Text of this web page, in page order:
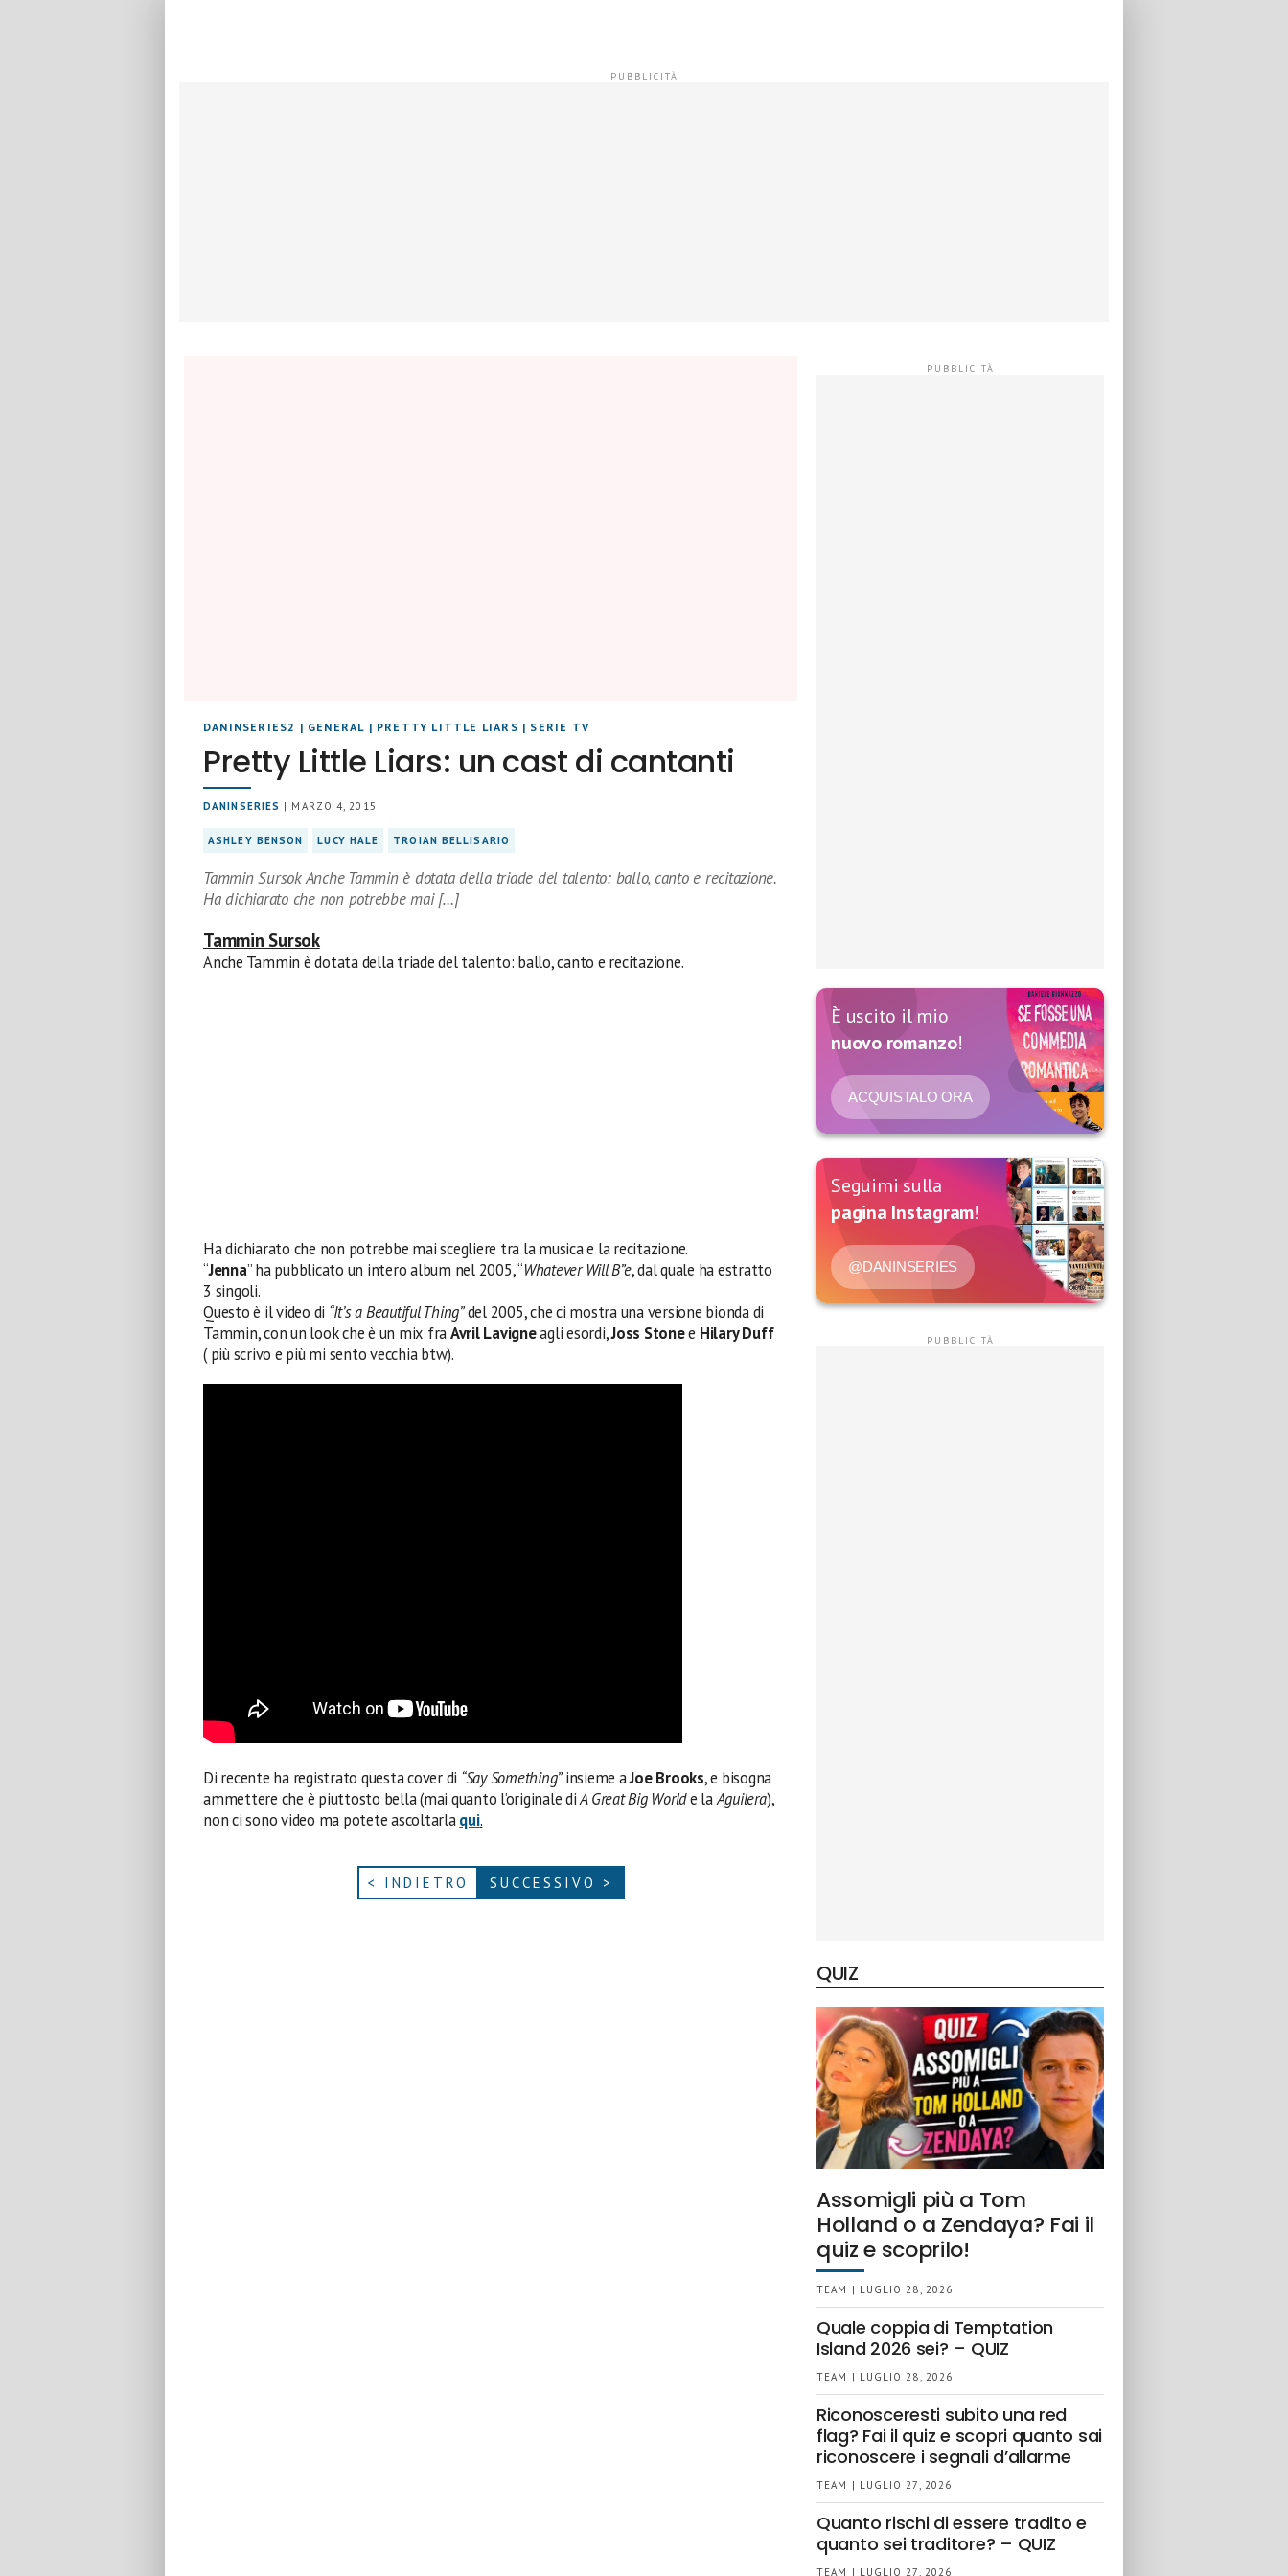
DANINSERIES2 | GENERAL | PRETTY LITTLE LIARS | SERIE TV
Pretty Little Liars: un cast di cantanti
DANINSERIES | MARZO 4, 2015
ASHLEY BENSON LUCY HALE TROIAN BELLISARIO
Tammin Sursok Anche Tammin è dotata della triade del talento: ballo, canto e recitazione.
Ha dichiarato che non potrebbe mai […]
Tammin Sursok
Anche Tammin è dotata della triade del talento: ballo, canto e recitazione.
Ha dichiarato che non potrebbe mai scegliere tra la musica e la recitazione.
“Jenna” ha pubblicato un intero album nel 2005, “Whatever Will B”e, dal quale ha estratto
3 singoli.
Questo è il video di “It’s a Beautiful Thing”del 2005, che ci mostra una versione bionda di
Tammin, con un look che è un mix fraAvril Lavigneagli esordi,Joss Stonee Hilary Duff
( più scrivo e più mi sento vecchia btw).
Di recente ha registrato questa cover di “Say Something”insieme aJoe Brooks, e bisogna
ammettere che è piuttosto bella (mai quanto l’originale diA Great Big Worlde laAguilera),
non ci sono video ma potete ascoltarlaqui.
< INDIETRO SUCCESSIVO >
È uscito il mio
nuovo romanzo!
ACQUISTALO ORA
Seguimi sulla
pagina Instagram!
@DANINSERIES
QUIZ
Assomigli più a Tom
Holland o a Zendaya? Fai il
quiz e scoprilo!
TEAM | LUGLIO 28, 2026
Quale coppia di Temptation
Island 2026 sei? – QUIZ
TEAM | LUGLIO 28, 2026
Riconosceresti subito una red
flag? Fai il quiz e scopri quanto sai
riconoscere i segnali d’allarme
TEAM | LUGLIO 27, 2026
Quanto rischi di essere tradito e
quanto sei traditore? – QUIZ
TEAM | LUGLIO 27, 2026